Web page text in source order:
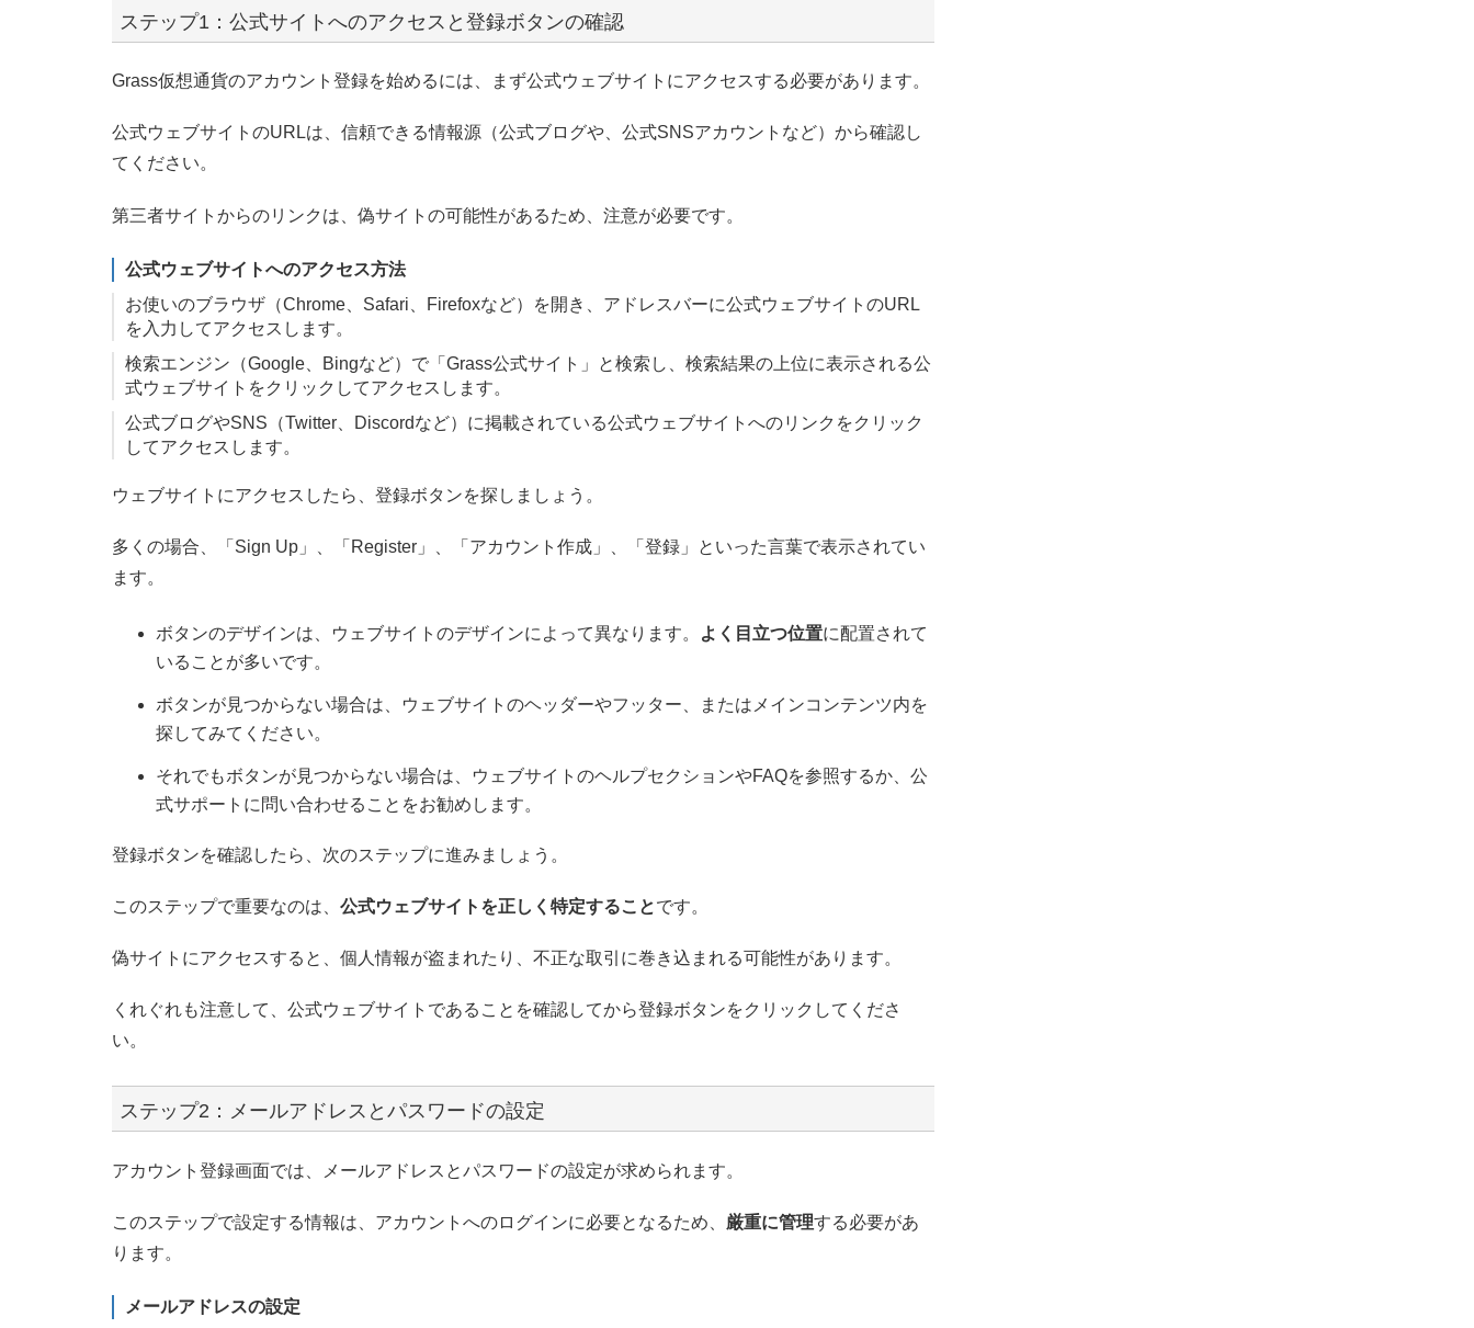
ステップ1：公式サイトへのアクセスと登録ボタンの確認
Grass仮想通貨のアカウント登録を始めるには、まず公式ウェブサイトにアクセスする必要があります。
公式ウェブサイトのURLは、信頼できる情報源（公式ブログや、公式SNSアカウントなど）から確認し
てください。
第三者サイトからのリンクは、偽サイトの可能性があるため、注意が必要です。
公式ウェブサイトへのアクセス方法
お使いのブラウザ（Chrome、Safari、Firefoxなど）を開き、アドレスバーに公式ウェブサイトのURL
を入力してアクセスします。
検索エンジン（Google、Bingなど）で「Grass公式サイト」と検索し、検索結果の上位に表示される公
式ウェブサイトをクリックしてアクセスします。
公式ブログやSNS（Twitter、Discordなど）に掲載されている公式ウェブサイトへのリンクをクリック
してアクセスします。
ウェブサイトにアクセスしたら、登録ボタンを探しましょう。
多くの場合、「Sign Up」、「Register」、「アカウント作成」、「登録」といった言葉で表示されてい
ます。
ボタンのデザインは、ウェブサイトのデザインによって異なります。 よく目立つ位置に配置されて
いることが多いです。
ボタンが見つからない場合は、ウェブサイトのヘッダーやフッター、またはメインコンテンツ内を
探してみてください。
それでもボタンが見つからない場合は、ウェブサイトのヘルプセクションやFAQを参照するか、公
式サポートに問い合わせることをお勧めします。
登録ボタンを確認したら、次のステップに進みましょう。
このステップで重要なのは、 公式ウェブサイトを正しく特定することです。
偽サイトにアクセスすると、個人情報が盗まれたり、不正な取引に巻き込まれる可能性があります。
くれぐれも注意して、公式ウェブサイトであることを確認してから登録ボタンをクリックしてくださ
い。
ステップ2：メールアドレスとパスワードの設定
アカウント登録画面では、メールアドレスとパスワードの設定が求められます。
このステップで設定する情報は、アカウントへのログインに必要となるため、 厳重に管理する必要があ
ります。
メールアドレスの設定